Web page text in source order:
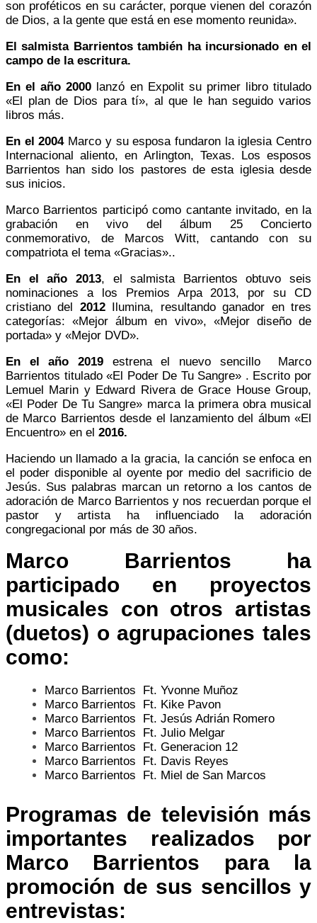
son proféticos en su carácter, porque vienen del corazón
de Dios, a la gente que está en ese momento reunida».
El salmista Barrientos también ha incursionado en el
campo de la escritura.
En el año 2000 lanzó en Expolit su primer libro titulado
«El plan de Dios para tí», al que le han seguido varios
libros más.
En el 2004Marco y su esposa fundaron la iglesia Centro
Internacional aliento, en Arlington, Texas. Los esposos
Barrientos han sido los pastores de esta iglesia desde
sus inicios.
Marco Barrientos participó como cantante invitado, en la
grabación en vivo del álbum 25 Concierto
conmemorativo, de Marcos Witt, cantando con su
compatriota el tema «Gracias»..
En el año 2013, el salmista Barrientos obtuvo seis
nominaciones a los Premios Arpa 2013, por su CD
cristiano del 2012Ilumina, resultando ganador en tres
categorías: «Mejor álbum en vivo», «Mejor diseño de
portada» y «Mejor DVD».
En el año 2019 estrena el nuevo sencillo Marco
Barrientos titulado «El Poder De Tu Sangre» . Escrito por
Lemuel Marin y Edward Rivera de Grace House Group,
«El Poder De Tu Sangre» marca la primera obra musical
de Marco Barrientos desde el lanzamiento del álbum «El
Encuentro» en el 2016.
Haciendo un llamado a la gracia, la canción se enfoca en
el poder disponible al oyente por medio del sacrificio de
Jesús. Sus palabras marcan un retorno a los cantos de
adoración de Marco Barrientos y nos recuerdan porque el
pastor y artista ha influenciado la adoración
congregacional por más de 30 años.
Marco Barrientos ha
participado en proyectos
musicales con otros artistas
(duetos) o agrupaciones tales
como:
Marco Barrientos Ft. Yvonne Muñoz
Marco Barrientos Ft. Kike Pavon
Marco Barrientos Ft. Jesús Adrián Romero
Marco Barrientos Ft. Julio Melgar
Marco Barrientos Ft. Generacion 12
Marco Barrientos Ft. Davis Reyes
Marco Barrientos Ft. Miel de San Marcos
Programas de televisión más
importantes realizados por
Marco Barrientos para la
promoción de sus sencillos y
entrevistas: